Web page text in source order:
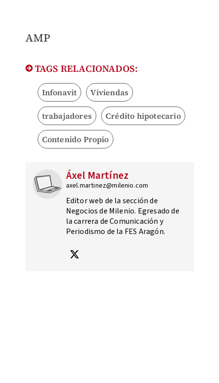
AMP
TAGS RELACIONADOS:
Infonavit Viviendas
trabajadores Crédito hipotecario
Contenido Propio
Áxel Martínez
axel.martinez@milenio.com
Editor web de la sección de
Negocios de Milenio. Egresado de
la carrera de Comunicación y
Periodismo de la FES Aragón.